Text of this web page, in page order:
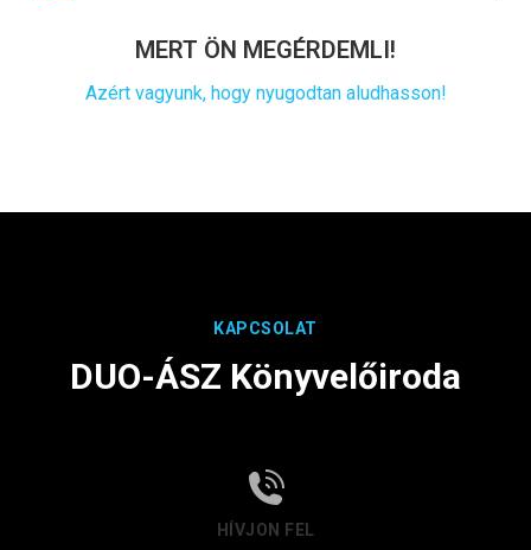
MERT ÖN MEGÉRDEMLI!
Azért vagyunk, hogy nyugodtan aludhasson!
KAPCSOLAT
DUO-ÁSZ Könyvelőiroda
HÍVJON FEL